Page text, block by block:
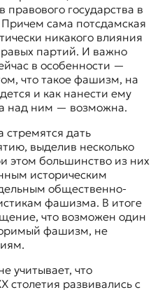
государства в
сама потсдамская
никакого влияния
партий. И важно
в особенности —
что такое фашизм, на
и как нанести ему
над ним — возможна.
дать
выделив несколько
этом большинство из них
историческим
общественно-
фашизма. В итоге
что возможен один
фашизм, не
учитывает, что
столетия развивались с